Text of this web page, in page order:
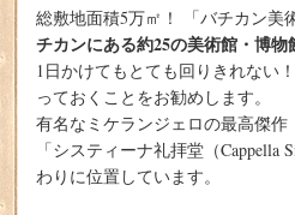
総敷地面積5万㎡！ 「バチカン美
チカンにある約25の美術館・博物
1日かけてもとても回りきれない
っておくことをお勧めします。
有名なミケランジェロの最高傑
「システィーナ礼拝堂（Cappella
わりに位置しています。